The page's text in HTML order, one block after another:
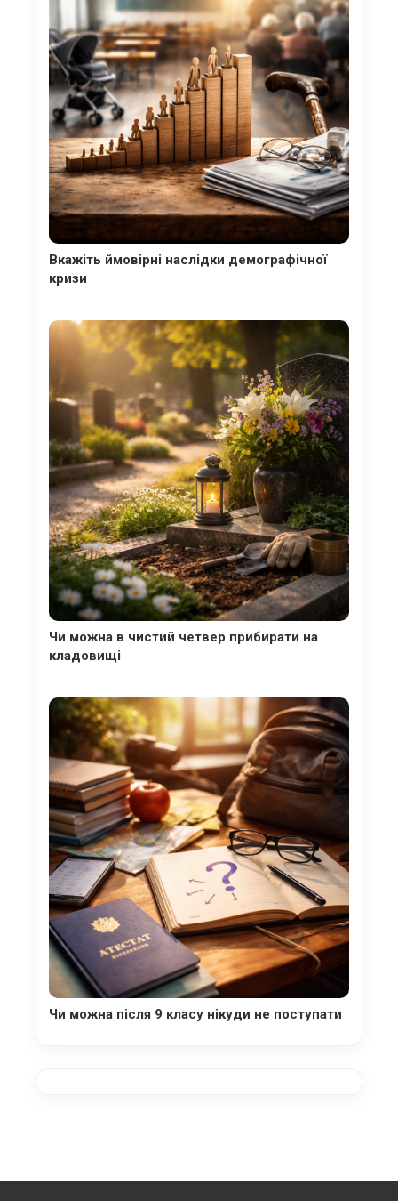
Вкажіть ймовірні наслідки демографічної
кризи
Чи можна в чистий четвер прибирати на
кладовищі
Чи можна після 9 класу нікуди не поступати